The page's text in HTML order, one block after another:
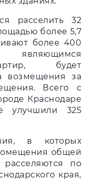
расселить 32
более 5,7
более 400
являющимся
будет
возмещения за
Всего с
Краснодаре
улучшили 325
в которых
общей
по
края,